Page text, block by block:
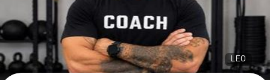
LEO